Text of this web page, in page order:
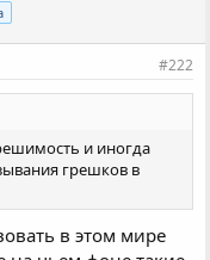
#222
и иногда
грешков в
в этом мире